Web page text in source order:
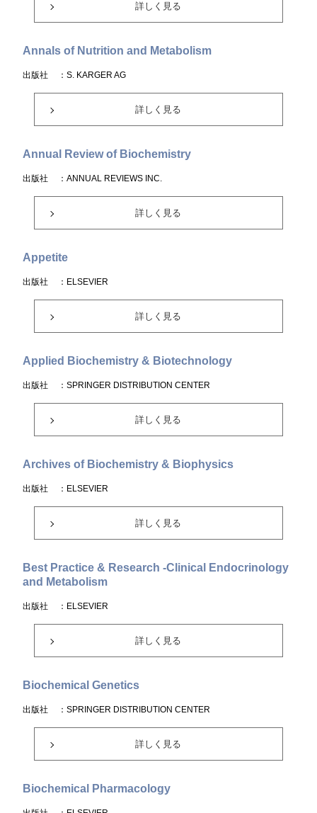
詳しく見る
Annals of Nutrition and Metabolism
出版社 ：S. KARGER AG
詳しく見る
Annual Review of Biochemistry
出版社 ：ANNUAL REVIEWS INC.
詳しく見る
Appetite
出版社 ：ELSEVIER
詳しく見る
Applied Biochemistry & Biotechnology
出版社 ：SPRINGER DISTRIBUTION CENTER
詳しく見る
Archives of Biochemistry & Biophysics
出版社 ：ELSEVIER
詳しく見る
Best Practice & Research -Clinical Endocrinology
and Metabolism
出版社 ：ELSEVIER
詳しく見る
Biochemical Genetics
出版社 ：SPRINGER DISTRIBUTION CENTER
詳しく見る
Biochemical Pharmacology